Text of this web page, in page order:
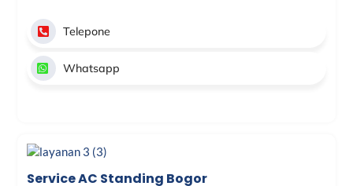
Telepone
Whatsapp
Service AC Standing Bogor